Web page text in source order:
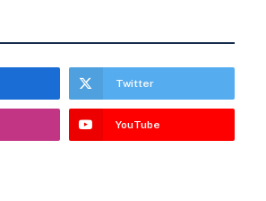
Twitter
YouTube